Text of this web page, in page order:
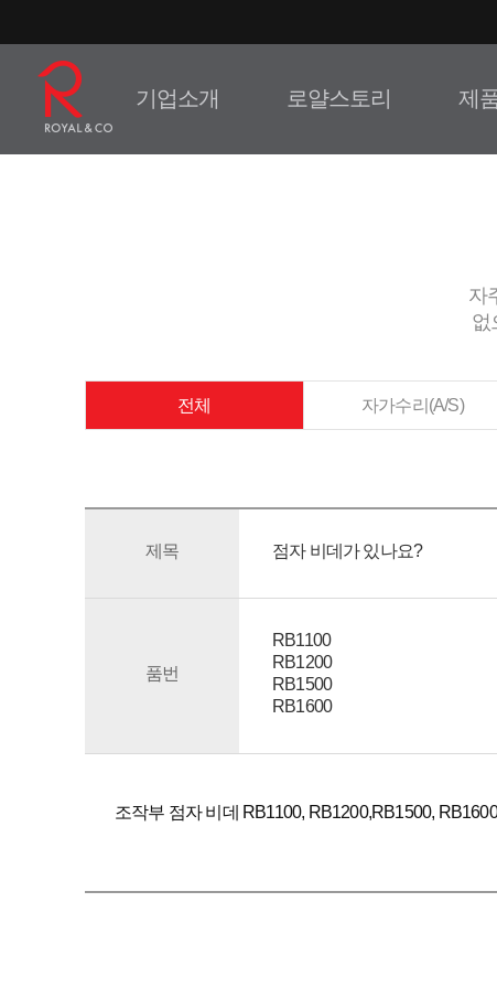
기업소개 로얄스토리 제
자
없
전체 자가수리(A/S)
제목 점자 비데가 있나요?
품번
RB1100
RB1200
RB1500
RB1600
조작부 점자 비데 RB1100, RB1200,RB1500,